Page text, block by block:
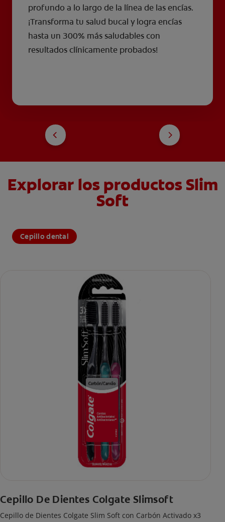
profundo a lo largo de la línea de las encías.
¡Transforma tu salud bucal y logra encías
hasta un 300% más saludables con
resultados clínicamente probados!
Explorar los productos Slim
Soft
Cepillo dental
Cepillo De Dientes Colgate Slimsoft
Cepillo de Dientes Colgate Slim Soft con Carbón Activado x3